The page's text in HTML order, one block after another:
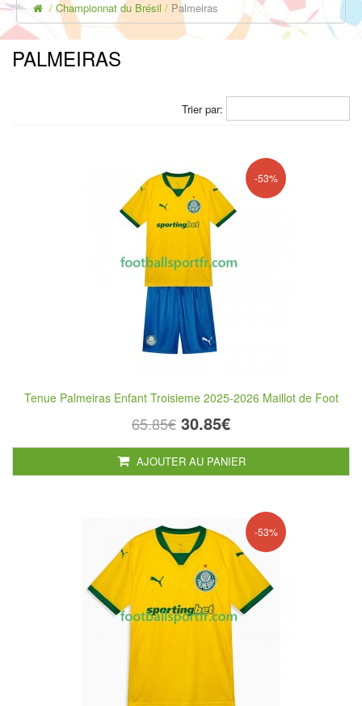
Championnat du Brésil Palmeiras
PALMEIRAS
Trier par:
-53%
Tenue Palmeiras Enfant Troisieme 2025-2026 Maillot de Foot
65.85€ 30.85€
AJOUTER AU PANIER
-53%